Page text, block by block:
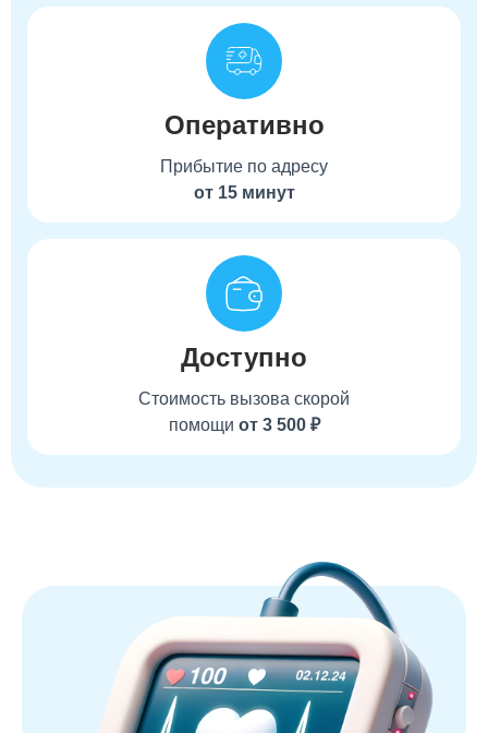
Оперативно
Прибытие по адресу
от 15 минут
Доступно
Стоимость вызова скорой
помощи от 3 500 ₽